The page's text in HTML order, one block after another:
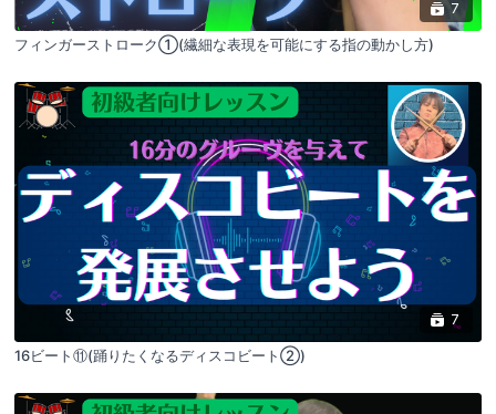
7
フィンガーストローク①(繊細な表現を可能にする指の動かし方)
7
16ビート⑪(踊りたくなるディスコビート②)